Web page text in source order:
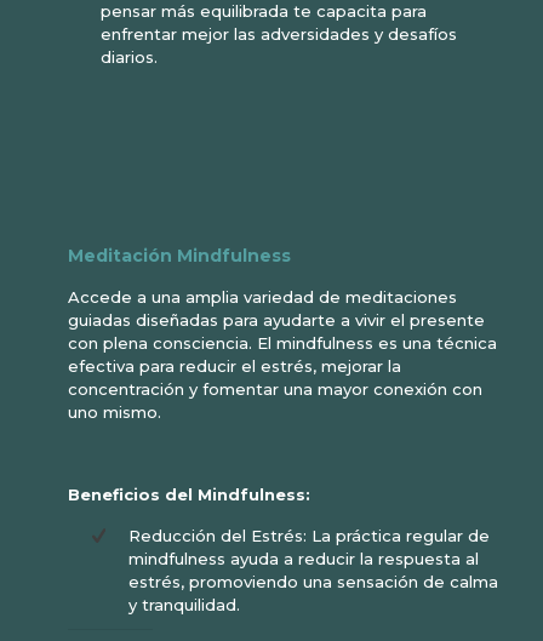
pensar más equilibrada te capacita para
enfrentar mejor las adversidades y desafíos
diarios.
Meditación Mindfulness
Accede a una amplia variedad de meditaciones
guiadas diseñadas para ayudarte a vivir el presente
con plena consciencia. El mindfulness es una técnica
efectiva para reducir el estrés, mejorar la
concentración y fomentar una mayor conexión con
uno mismo.
Beneficios del Mindfulness:
Reducción del Estrés: La práctica regular de
mindfulness ayuda a reducir la respuesta al
estrés, promoviendo una sensación de calma
y tranquilidad.